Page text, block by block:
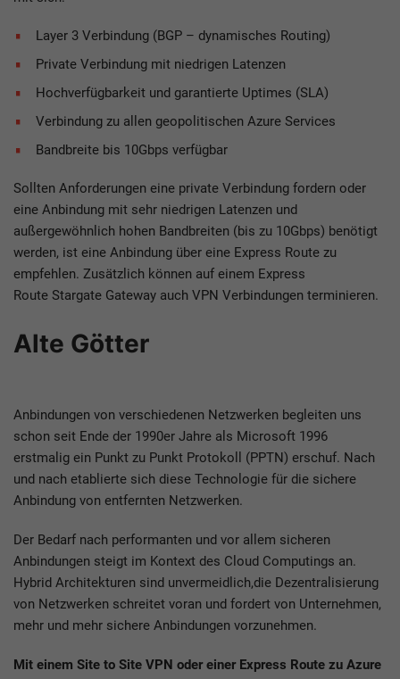
Layer 3 Verbindung (BGP – dynamisches Routing)
Private Verbindung mit niedrigen Latenzen
Hochverfügbarkeit und garantierte Uptimes (SLA)
Verbindung zu allen geopolitischen Azure Services
Bandbreite bis 10Gbps verfügbar
Sollten Anforderungen eine private Verbindung fordern oder
eine Anbindung mit sehr niedrigen Latenzen und
außergewöhnlich hohen Bandbreiten (bis zu 10Gbps) benötigt
werden, ist eine Anbindung über eine Express Route zu
empfehlen. Zusätzlich können auf einem Express
Route Stargate Gateway auch VPN Verbindungen terminieren.
Alte Götter
Anbindungen von verschiedenen Netzwerken begleiten uns
schon seit Ende der 1990er Jahre als Microsoft 1996
erstmalig ein Punkt zu Punkt Protokoll (PPTN) erschuf. Nach
und nach etablierte sich diese Technologie für die sichere
Anbindung von entfernten Netzwerken.
Der Bedarf nach performanten und vor allem sicheren
Anbindungen steigt im Kontext des Cloud Computings an.
Hybrid Architekturen sind unvermeidlich,die Dezentralisierung
von Netzwerken schreitet voran und fordert von Unternehmen,
mehr und mehr sichere Anbindungen vorzunehmen.
Mit einem Site to Site VPN oder einer Express Route zu Azure